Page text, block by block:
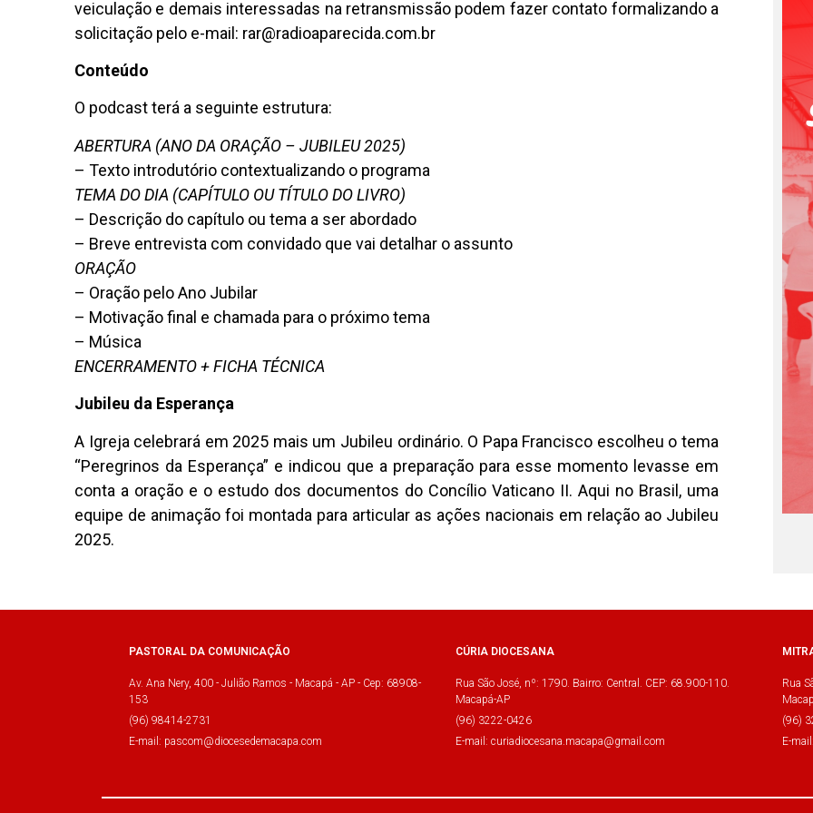
veiculação e demais interessadas na retransmissão podem fazer contato formalizando a
solicitação pelo e-mail: rar@radioaparecida.com.br
Conteúdo
O podcast terá a seguinte estrutura:
ABERTURA (ANO DA ORAÇÃO – JUBILEU 2025)
– Texto introdutório contextualizando o programa
TEMA DO DIA (CAPÍTULO OU TÍTULO DO LIVRO)
– Descrição do capítulo ou tema a ser abordado
– Breve entrevista com convidado que vai detalhar o assunto
ORAÇÃO
– Oração pelo Ano Jubilar
– Motivação final e chamada para o próximo tema
– Música
ENCERRAMENTO + FICHA TÉCNICA
Jubileu da Esperança
A Igreja celebrará em 2025 mais um Jubileu ordinário. O Papa Francisco escolheu o tema
“Peregrinos da Esperança” e indicou que a preparação para esse momento levasse em
conta a oração e o estudo dos documentos do Concílio Vaticano II. Aqui no Brasil, uma
equipe de animação foi montada para articular as ações nacionais em relação ao Jubileu
2025.
PASTORAL DA COMUNICAÇÃO
Av. Ana Nery, 400 - Julião Ramos - Macapá - AP - Cep: 68908-
153
(96) 98414-2731
E-mail: pascom@diocesedemacapa.com
CÚRIA DIOCESANA
Rua São José, nº: 1790. Bairro: Central. CEP: 68.900-110.
Macapá-AP
(96) 3222-0426
E-mail: curiadiocesana.macapa@gmail.com
Rua
(96)
E-